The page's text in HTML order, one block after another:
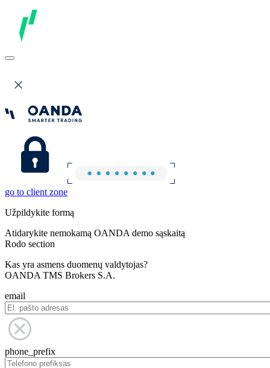
go to client zone
Užpildykite formą
Atidarykite nemokamą OANDA demo sąskaitą
Rodo section
Kas yra asmens duomenų valdytojas?
OANDA TMS Brokers S.A.
email
phone_prefix